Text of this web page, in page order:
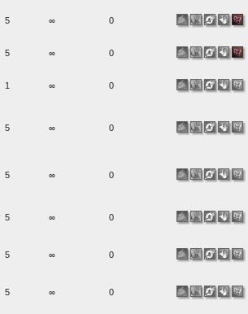
5 ∞ 0
5 ∞ 0
1 ∞ 0
5 ∞ 0
5 ∞ 0
5 ∞ 0
5 ∞ 0
5 ∞ 0